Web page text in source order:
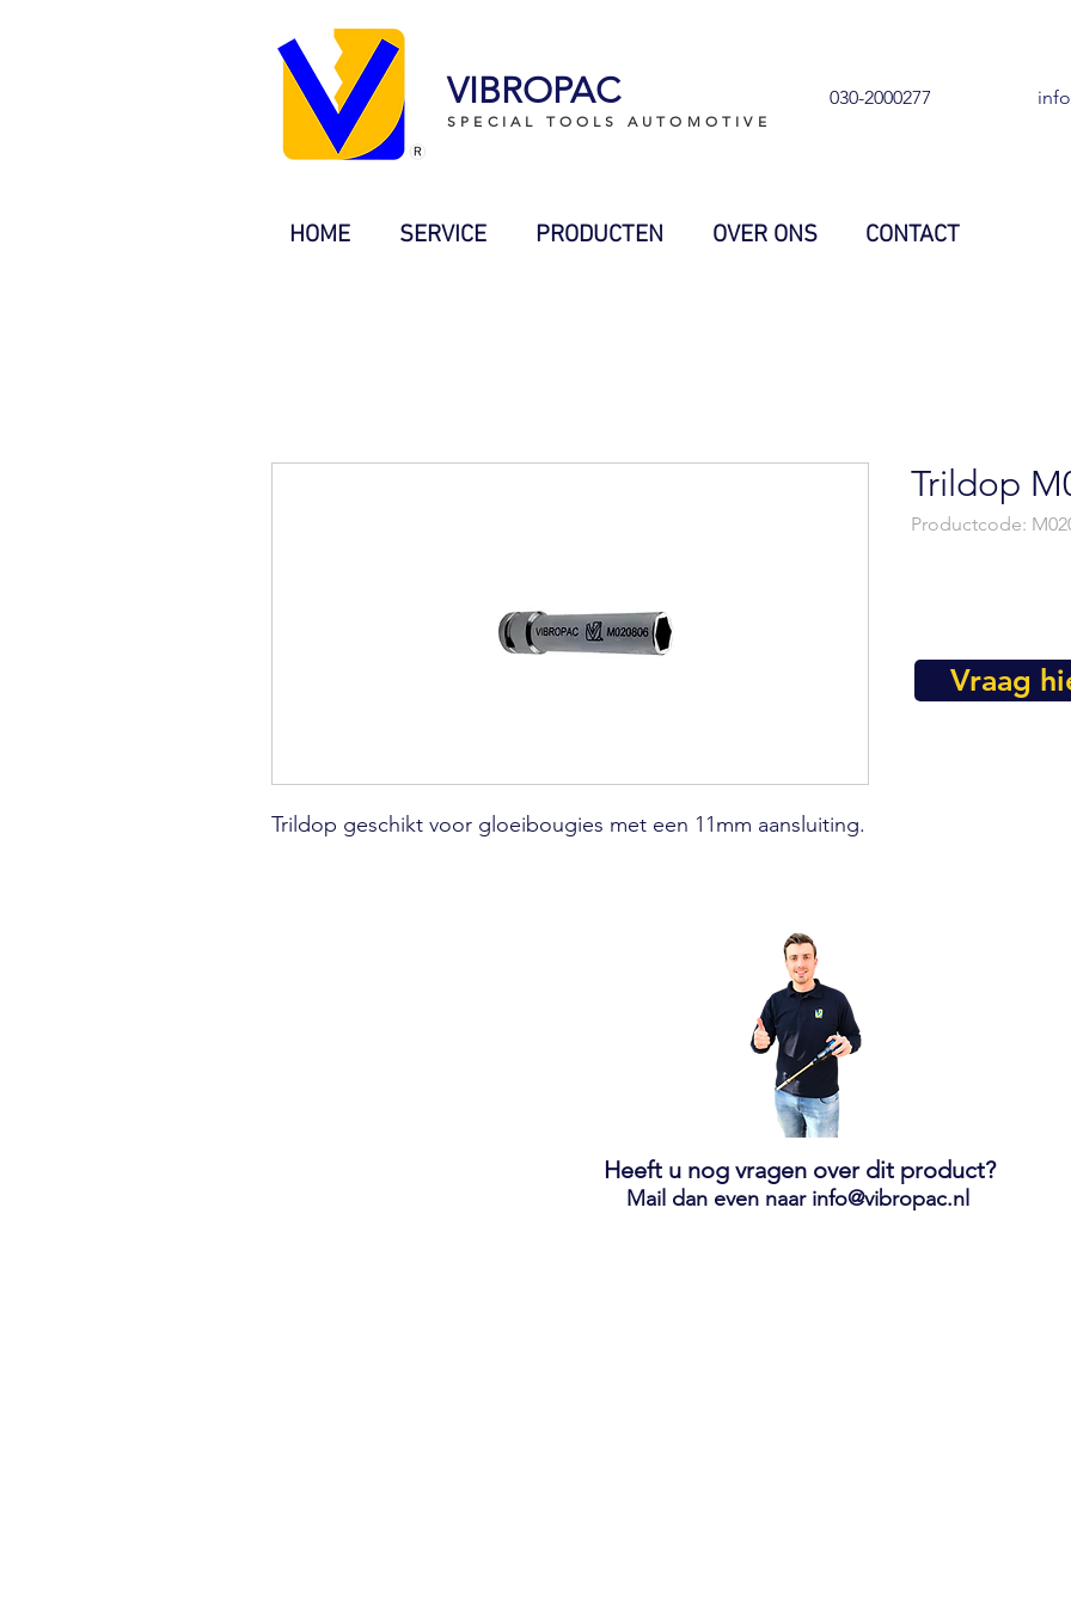
VIBROPAC
SPECIAL TOOLS AUTOMOTIVE
030-2000277
HOME SERVICE PRODUCTEN OVER ONS CONTACT
Trildop geschikt voor gloeibougies met een 11mm aansluiting.
Trildop
Productcode:
Vraag
Heeft u nog vragen over dit product?
Mail dan even naar info@vibropac.nl